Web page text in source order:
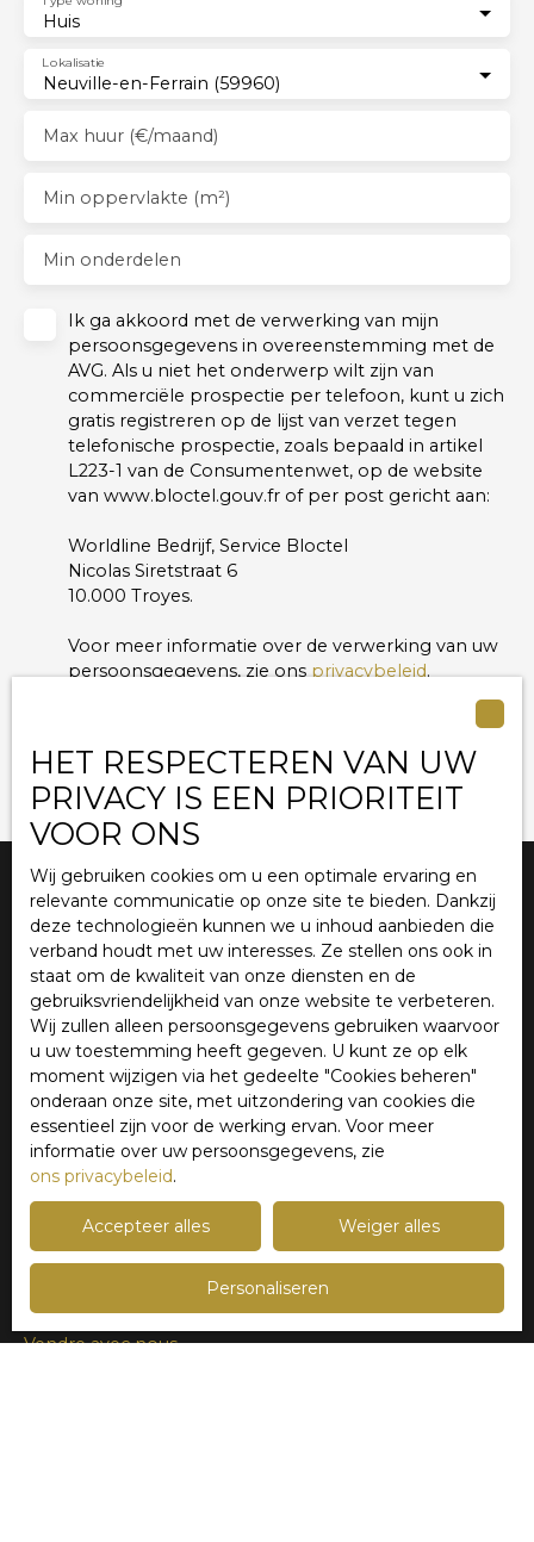
kitchen and can easily accommodate a laundry area.
additional storage options. All windows are double-
the latest thermal efficiency standards, this recently
constructed home benefits from an excellent
sleeping quarters provide every comfort for family
exceptionally large principal suite featuring a walk-in
dressing room complete this bright, functional, and
stylish upper floor. Perfect for a family seeking
peace, security, and comfort while remaining close
to the major cities of the metropolitan area and
some of the region’s top schools (Institution de la
Croix Blanche, Marcq Institution, and Lycée
International Jeanine Manuel Lille are all
approximately 20 minutes away by car), this home
Centaure Immobilier today to arrange a viewing.
Huis
Neuville-en-Ferrain (59960)
Lokalisatie
Max huur (€/maand)
Min oppervlakte (m²)
Min onderdelen
Ik ga akkoord met de verwerking van mijn
persoonsgegevens in overeenstemming met de
AVG. Als u niet het onderwerp wilt zijn van
commerciële prospectie per telefoon, kunt u zich
gratis registreren op de lijst van verzet tegen
telefonische prospectie, zoals bepaald in artikel
L223-1 van de Consumentenwet, op de website
van www.bloctel.gouv.fr of per post gericht aan:
Worldline Bedrijf, Service Bloctel
Nicolas Siretstraat 6
10.000 Troyes.
Voor meer informatie over de verwerking van uw
persoonsgegevens, zie onsprivacybeleid.
Ik ben op zoek naar een woning
Verkoop appartement Lille (59000)
Verkoop huis Marcq-en-Baroeul (59700)
Verkoop huis Lille (59800)
Verkoop huis Mouvaux (59420)
Verkoop huis Roncq (59223)
Verkoop appartement Lille (59800)
Ik ben eigenaar
Schat uw woning in
Vendre avec nous
HET RESPECTEREN VAN UW
PRIVACY IS EEN PRIORITEIT
VOOR ONS
Wij gebruiken cookies om u een optimale ervaring en
relevante communicatie op onze site te bieden. Dankzij
deze technologieën kunnen we u inhoud aanbieden die
verband houdt met uw interesses. Ze stellen ons ook in
staat om de kwaliteit van onze diensten en de
gebruiksvriendelijkheid van onze website te verbeteren.
Wij zullen alleen persoonsgegevens gebruiken waarvoor
u uw toestemming heeft gegeven. U kunt ze op elk
moment wijzigen via het gedeelte ″Cookies beheren″
onderaan onze site, met uitzondering van cookies die
essentieel zijn voor de werking ervan. Voor meer
informatie over uw persoonsgegevens, zie
ons privacybeleid.
Accepteer alles Weiger alles
Personaliseren